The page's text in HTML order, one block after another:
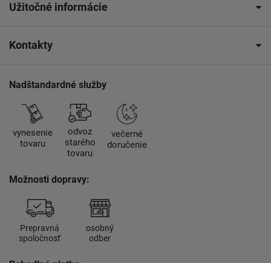
Užitočné informácie
Kontakty
Nadštandardné služby
vynesenie
tovaru
odvoz
starého
tovaru
večerné
doručenie
Možnosti dopravy:
Prepravná
spoločnosť
osobný
odber